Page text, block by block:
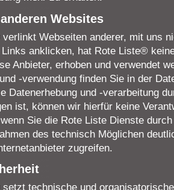
Websites
Webseiten anderer, mit uns
anklicken, hat Rote Liste®
Anbieter, erhoben und verwendet
-verwendung finden Sie in der
Datenerhebung und -verarbeitung
ist, können wir hierfür keine
Sie die Rote Liste Dienste
des technisch Möglichen
zugreifen.
technische und